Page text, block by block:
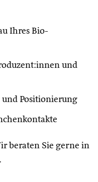
Ihres Bio-
und
Positionierung
beraten Sie gerne in
.